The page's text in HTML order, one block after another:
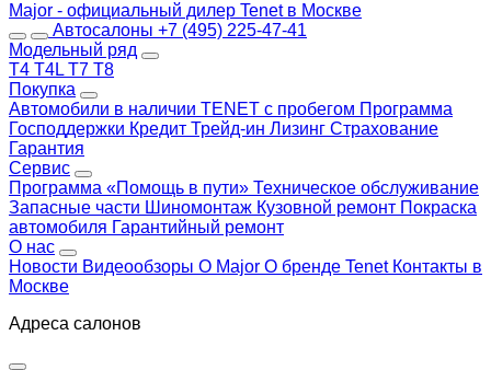
Major - официальный дилер Tenet в Москве
Автосалоны +7 (495) 225-47-41
Модельный ряд
T4 T4L T7 T8
Покупка
Автомобили в наличии TENET с пробегом Программа
Господдержки Кредит Трейд-ин Лизинг Страхование
Гарантия
Сервис
Программа «Помощь в пути» Техническое обслуживание
Запасные части Шиномонтаж Кузовной ремонт Покраска
автомобиля Гарантийный ремонт
О нас
Новости Видеообзоры О Major О бренде Tenet Контакты в
Москве
Адреса салонов